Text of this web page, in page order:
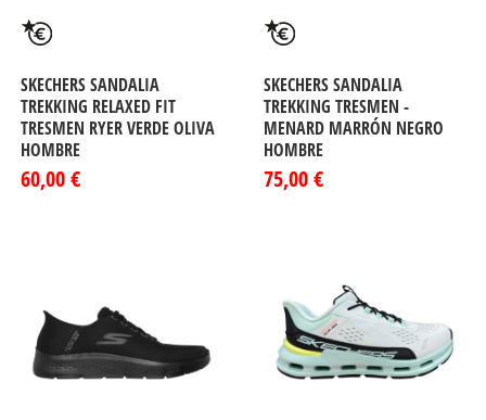
SKECHERS SANDALIA
TREKKING RELAXED FIT
TRESMEN RYER VERDE OLIVA
HOMBRE
60,00 €
SKECHERS SANDALIA
TREKKING TRESMEN -
MENARD MARRÓN NEGRO
HOMBRE
75,00 €